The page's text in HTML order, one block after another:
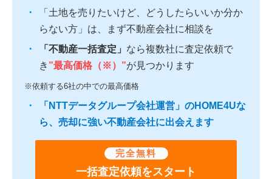
「土地を売りたいけど、どうしたらいいか分か
らない方」は、まず不動産会社に相談を
「不動産一括査定」 なら複数社に査定依頼で
き ”最高価格（※）”が見つかります
※依頼する6社の中での最高価格
「NTTデータグループ会社運営」のHOME4Uな
ら、売却に強い不動産会社に出会えます
完全無料
一括査定依頼をスタート